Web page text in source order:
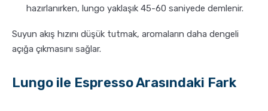
hazırlanırken, lungo yaklaşık 45-60 saniyede demlenir.
Suyun akış hızını düşük tutmak, aromaların daha dengeli
açığa çıkmasını sağlar.
Lungo ile Espresso Arasındaki Fark